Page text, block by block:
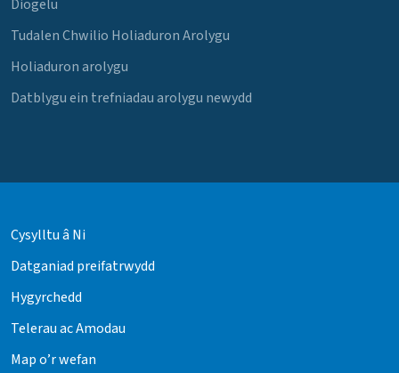
Diogelu
Tudalen Chwilio Holiaduron Arolygu
Holiaduron arolygu
Datblygu ein trefniadau arolygu newydd
Cysylltu â Ni
Datganiad preifatrwydd
Hygyrchedd
Telerau ac Amodau
Map o’r wefan